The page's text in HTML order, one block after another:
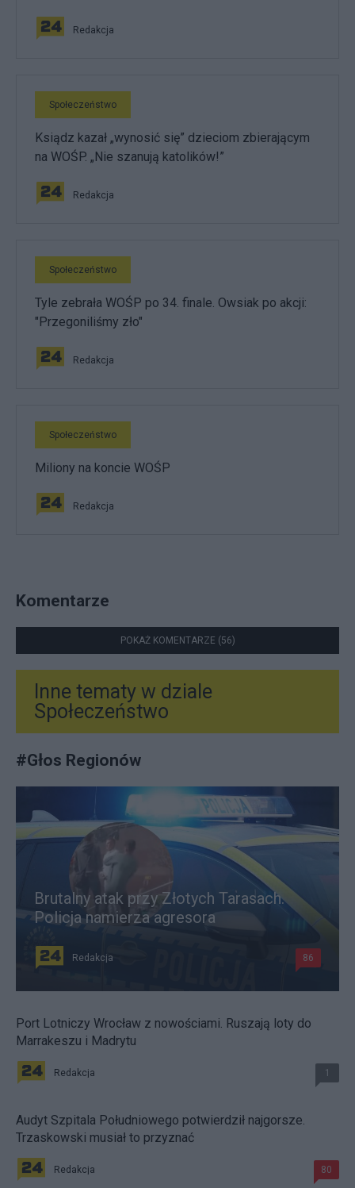
Redakcja
Społeczeństwo
Ksiądz kazał „wynosić się” dzieciom zbierającym
na WOŚP. „Nie szanują katolików!”
Redakcja
Społeczeństwo
Tyle zebrała WOŚP po 34. finale. Owsiak po akcji:
"Przegoniliśmy zło"
Redakcja
Społeczeństwo
Miliony na koncie WOŚP
Redakcja
Komentarze
POKAŻ KOMENTARZE (56)
Inne tematy w dziale
Społeczeństwo
#Głos Regionów
Brutalny atak przy Złotych Tarasach.
Policja namierza agresora
Redakcja 86
Port Lotniczy Wrocław z nowościami. Ruszają loty do
Marrakeszu i Madrytu
Redakcja 1
Audyt Szpitala Południowego potwierdził najgorsze.
Trzaskowski musiał to przyznać
Redakcja 80